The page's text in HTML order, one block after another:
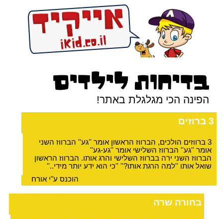
בדיחות לילדים
הפינה הכי מגלגלת באתר!
3 ברוזים
3 ברווזים הולכים, הברווז הראשון אומר ''גע'' הברווז השני
אומר ''גע'' הברווז השלישי אומר ''גע-גע''
הברווז השני ירה בברווז השלישי והרג אותו. הברווז הראשון
שואל אותו ''למה הרגת אותו?'' ''כי הוא ידע יותר מידי..''
הוכנס ע"י אורח
בחורה שרה